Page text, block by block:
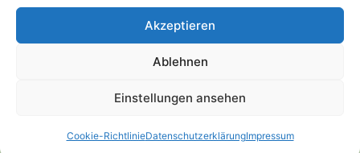
Akzeptieren
Ablehnen
Einstellungen ansehen
Cookie-RichtlinieDatenschutzerklärungImpressum
MÄRZ
2023
–
“EINFÜHRUNG
DIE
© 2026 Anne Mayer – Expertin für vegane